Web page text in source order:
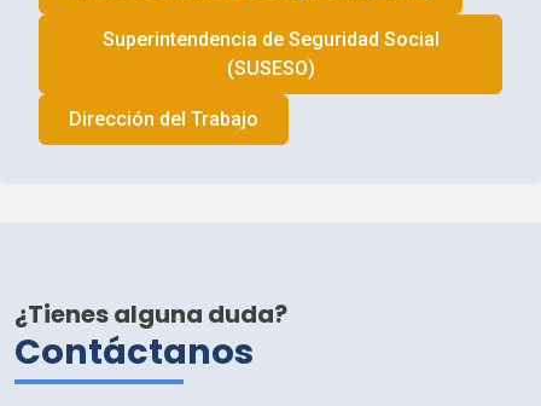
Superintendencia de Seguridad Social
(SUSESO)
Dirección del Trabajo
¿Tienes alguna duda?
Contáctanos